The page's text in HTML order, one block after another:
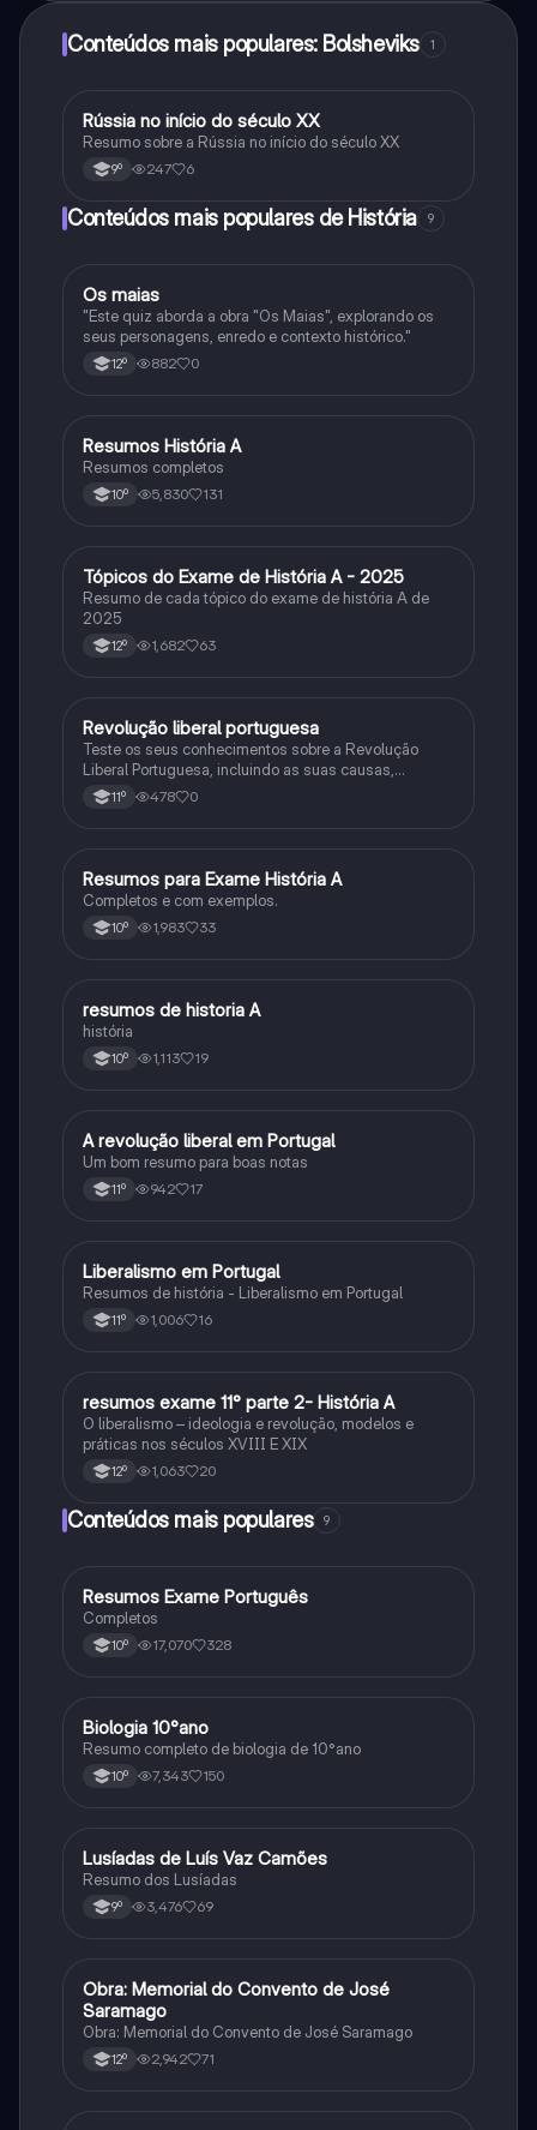
Conteúdos mais populares: Bolsheviks 1
História
Rússia no início do século XX
Resumo sobre a Rússia no início do século XX
9º 247 6
Conteúdos mais populares de História 9
História
Os maias
"Este quiz aborda a obra "Os Maias", explorando os
seus personagens, enredo e contexto histórico."
12º 882 0
História
Resumos História A
Resumos completos
10º 5,830 131
História
Tópicos do Exame de História A - 2025
Resumo de cada tópico do exame de história A de
2025
12º 1,682 63
História
Revolução liberal portuguesa
Teste os seus conhecimentos sobre a Revolução
Liberal Portuguesa, incluindo as suas causas,
desenvolvimento e consequências.
11º 478 0
História
Resumos para Exame História A
Completos e com exemplos.
10º 1,983 33
História
resumos de historia A
história
10º 1,113 19
História
A revolução liberal em Portugal
Um bom resumo para boas notas
11º 942 17
História
Liberalismo em Portugal
Resumos de história - Liberalismo em Portugal
11º 1,006 16
História
resumos exame 11° parte 2- História A
O liberalismo – ideologia e revolução, modelos e
práticas nos séculos XVIII E XIX
12º 1,063 20
Conteúdos mais populares 9
Português
Resumos Exame Português
Completos
10º 17,070 328
Biologia
Biologia 10°ano
Resumo completo de biologia de 10°ano
10º 7,343 150
Português
Lusíadas de Luís Vaz Camões
Resumo dos Lusíadas
9º 3,476 69
Português
Obra: Memorial do Convento de José
Saramago
Obra: Memorial do Convento de José Saramago
12º 2,942 71